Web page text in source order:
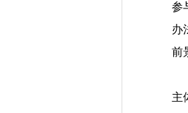
参
办
前
主